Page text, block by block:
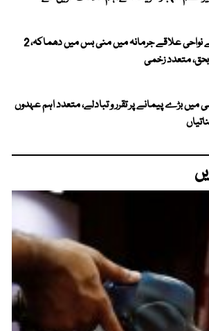
دمشق کے نواحی علاقے جرمانہ میں منی بس میں دھماکہ، 2
بحق، متعدد زخمی
میں بڑے پیمانے پر تقرر و تبادلے، متعدد اہم عہدوں